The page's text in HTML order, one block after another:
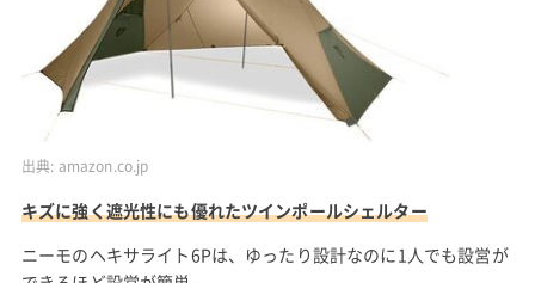
出典: amazon.co.jp
キズに強く遮光性にも優れたツインポールシェルター
ニーモのヘキサライト6Pは、ゆったり設計なのに1人でも設営が